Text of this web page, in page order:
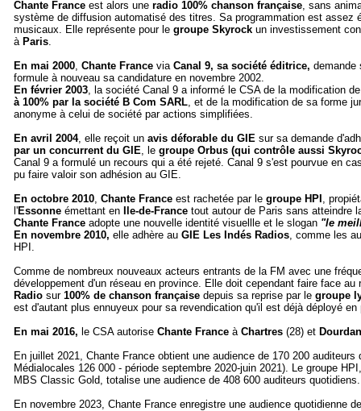
Chante France est alors une radio 100% chanson française, sans
système de diffusion automatisé des titres. Sa programmation est assez
musicaux. Elle représente pour le groupe Skyrock un investissement
à Paris.
En mai 2000, Chante France via Canal 9, sa société éditrice,
formule à nouveau sa candidature en novembre 2002.
En février 2003, la société Canal 9 a informé le CSA de la modification
à 100% par la société B Com SARL, et de la modification de sa forme
anonyme à celui de société par actions simplifiées.
En avril 2004, elle reçoit un avis déforable du GIE sur sa demande
par un concurrent du GIE, le groupe Orbus (qui contrôle aussi
Canal 9 a formulé un recours qui a été rejeté. Canal 9 s'est pourvue en
pu faire valoir son adhésion au GIE.
En octobre 2010, Chante France est rachetée par le groupe HPI ,
l'Essonne émettant en Ile-de-France tout autour de Paris sans atteindre
Chante France adopte une nouvelle identité visuellle et le slogan "le
En novembre 2010, elle adhère au GIE Les Indés Radios, comme les
HPI.
Comme de nombreux nouveaux acteurs entrants de la FM avec une
développement d'un réseau en province. Elle doit cependant faire face
Radio sur 100% de chanson française depuis sa reprise par le groupe
est d'autant plus ennuyeux pour sa revendication qu'il est déjà déployé en
En mai 2016, le CSA autorise Chante France à Chartres (28) et Dourdan
En juillet 2021, Chante France obtient une audience de 170 200
Médialocales 126 000 - période septembre 2020-juin 2021). Le groupe
MBS Classic Gold, totalise une audience de 408 600 auditeurs quotidiens.
En novembre 2023, Chante France enregistre une audience quotidienne